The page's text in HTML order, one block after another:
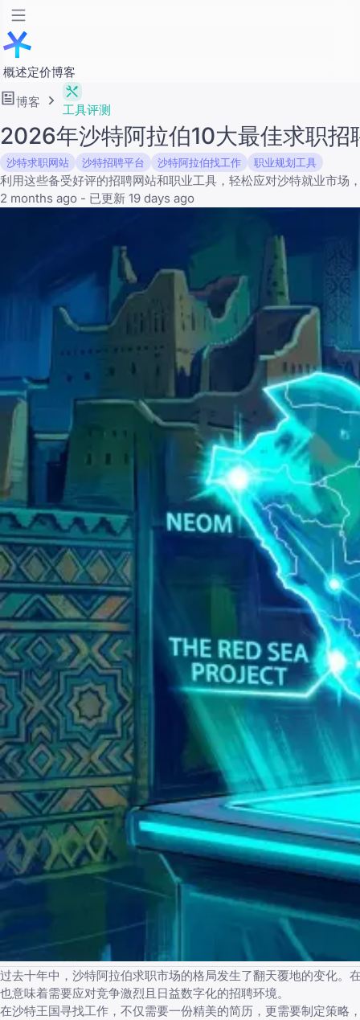
概述定价博客
博客
工具评测
2026年沙特阿拉伯10大最佳求职招
沙特求职网站 沙特招聘平台 沙特阿拉伯找工作 职业规划工具
利用这些备受好评的招聘网站和职业工具，轻松应对沙特就业市场
2 months ago - 已更新 19 days ago
过去十年中，沙特阿拉伯求职市场的格局发生了翻天覆地的变化
也意味着需要应对竞争激烈且日益数字化的招聘环境。
在沙特王国寻找工作，不仅需要一份精美的简历，更需要制定策略